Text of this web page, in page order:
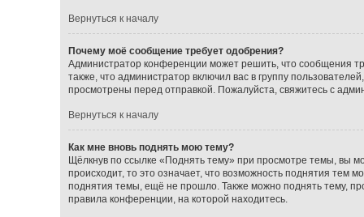
Вернуться к началу
Почему моё сообщение требует одобрения?
Администратор конференции может решить, что сообщения
также, что администратор включил вас в группу
просмотрены перед отправкой. Пожалуйста, свяжитесь с
Вернуться к началу
Как мне вновь поднять мою тему?
Щёлкнув по ссылке «Поднять тему» при просмотре темы, вы
происходит, то это означает, что возможность поднятия тем
поднятия темы, ещё не прошло. Также можно поднять тему,
правила конференции, на которой находитесь.